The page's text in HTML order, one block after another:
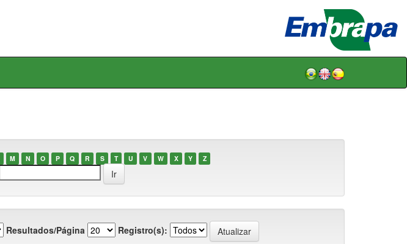
M N O P Q R S T U V W X Y Z
Resultados/Página Registro(s):